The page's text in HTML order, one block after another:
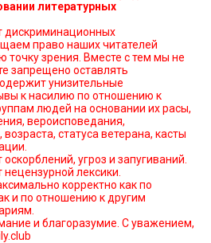
литературных
дискриминационных
зрения. Вместе с тем мы не
запрещено оставлять
унизительные
к насилию по отношению к
людей на основании их расы,
вероисповедания,
статуса ветерана, касты
угроз и запугиваний.
лексики.
корректно как по
и по отношению к другим
и благоразумие. С уважением,